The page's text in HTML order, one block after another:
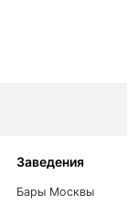
Заведения
Бары Москвы